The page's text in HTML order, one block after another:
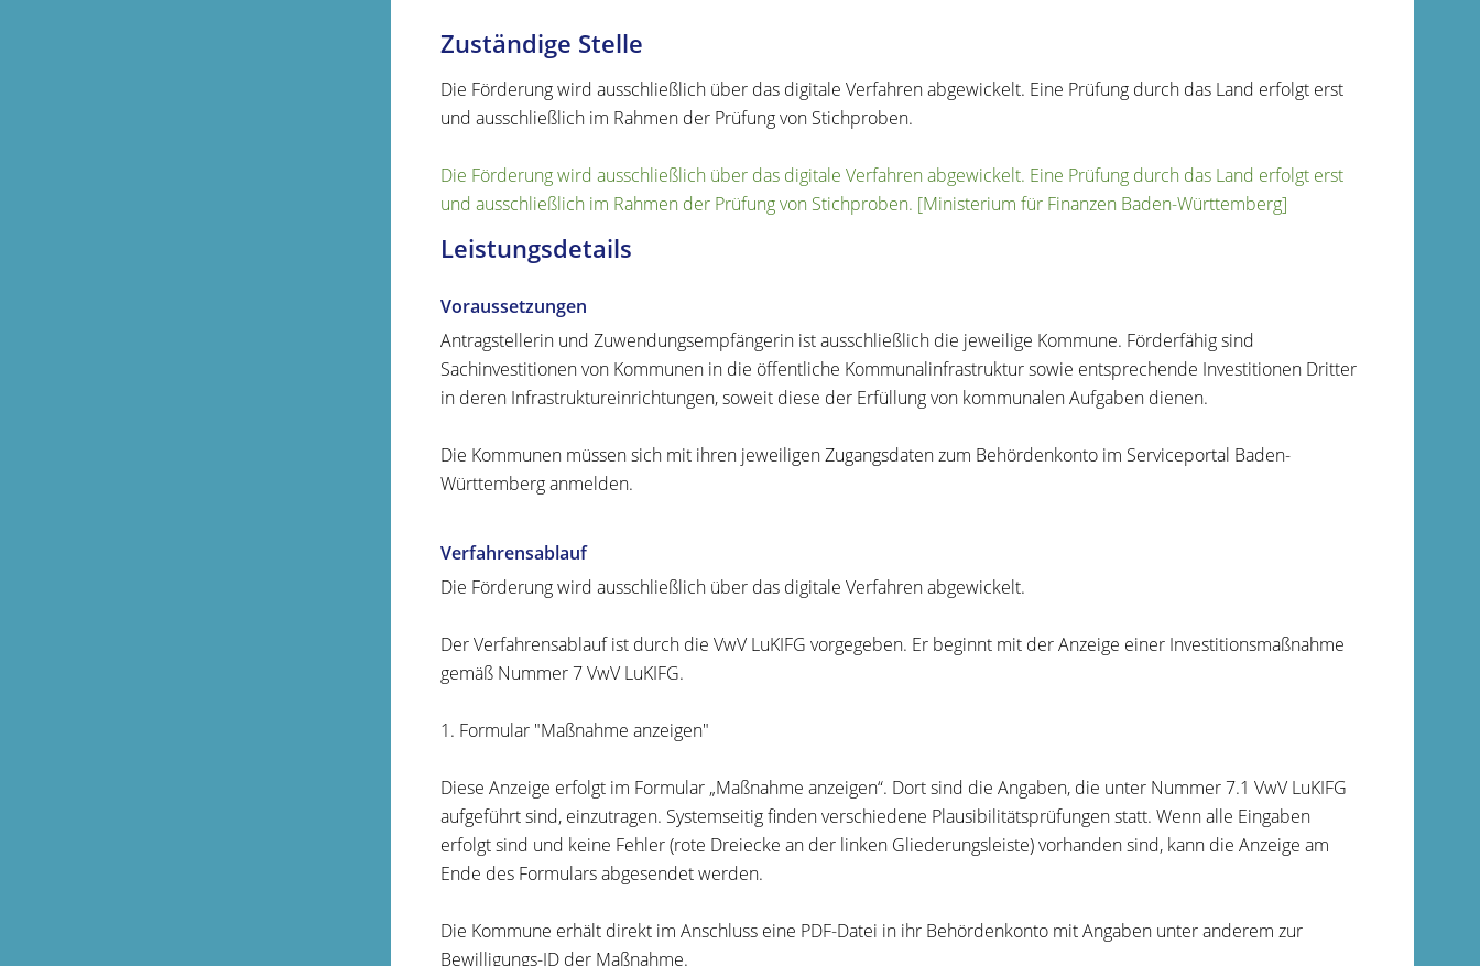
Zuständige Stelle
Die Förderung wird ausschließlich über das digitale Verfahren abgewickelt. Eine Prüfung durch das Land erfolgt erst
und ausschließlich im Rahmen der Prüfung von Stichproben.
Die Förderung wird ausschließlich über das digitale Verfahren abgewickelt. Eine Prüfung durch das Land erfolgt erst
und ausschließlich im Rahmen der Prüfung von Stichproben. [Ministerium für Finanzen Baden-Württemberg]
Leistungsdetails
Voraussetzungen
Antragstellerin und Zuwendungsempfängerin ist ausschließlich die jeweilige Kommune. Förderfähig sind
Sachinvestitionen von Kommunen in die öffentliche Kommunalinfrastruktur sowie entsprechende Investitionen Dritter
in deren Infrastruktureinrichtungen, soweit diese der Erfüllung von kommunalen Aufgaben dienen.
Die Kommunen müssen sich mit ihren jeweiligen Zugangsdaten zum Behördenkonto im Serviceportal Baden-
Württemberg anmelden.
Verfahrensablauf
Die Förderung wird ausschließlich über das digitale Verfahren abgewickelt.
Der Verfahrensablauf ist durch die VwV LuKIFG vorgegeben. Er beginnt mit der Anzeige einer Investitionsmaßnahme
gemäß Nummer 7 VwV LuKIFG.
1. Formular "Maßnahme anzeigen"
Diese Anzeige erfolgt im Formular „Maßnahme anzeigen“. Dort sind die Angaben, die unter Nummer 7.1 VwV LuKIFG
aufgeführt sind, einzutragen. Systemseitig finden verschiedene Plausibilitätsprüfungen statt. Wenn alle Eingaben
erfolgt sind und keine Fehler (rote Dreiecke an der linken Gliederungsleiste) vorhanden sind, kann die Anzeige am
Ende des Formulars abgesendet werden.
Die Kommune erhält direkt im Anschluss eine PDF-Datei in ihr Behördenkonto mit Angaben unter anderem zur
Bewilligungs-ID der Maßnahme.